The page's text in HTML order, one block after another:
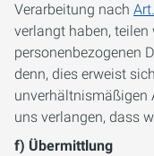
Verarbeitung nach
verlangt haben, teilen
personenbezogenen
denn, dies erweist
unverhältnismäßigen
uns verlangen, dass
f) Übermittlung